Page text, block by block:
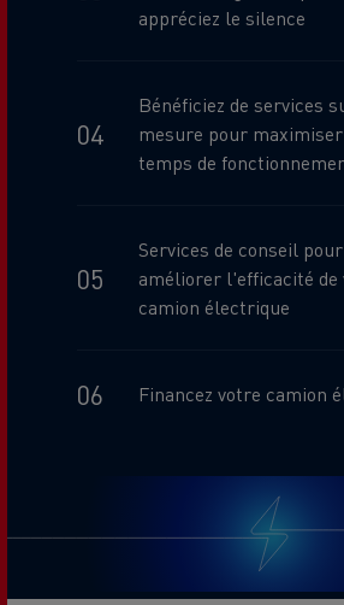
appréciez le silence
Bénéficiez de services
mesure pour
temps de
Services de conseil pour
améliorer l'efficacité de
camion électrique
Financez votre camion